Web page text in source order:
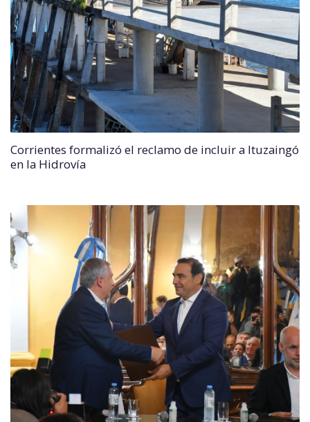
Corrientes formalizó el reclamo de incluir a Ituzaingó
en la Hidrovía